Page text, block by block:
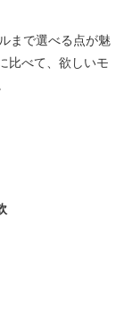
まで選べる点が魅
比べて、欲しいモ